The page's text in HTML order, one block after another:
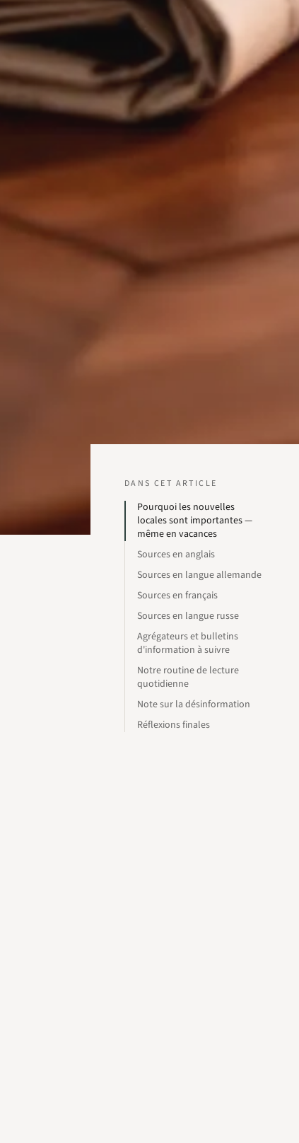
DANS CET ARTICLE
Pourquoi les nouvelles
locales sont importantes —
même en vacances
Sources en anglais
Sources en langue allemande
Sources en français
Sources en langue russe
Agrégateurs et bulletins
d'information à suivre
Notre routine de lecture
quotidienne
Note sur la désinformation
Réflexions finales